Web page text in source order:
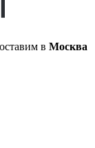
в Москва